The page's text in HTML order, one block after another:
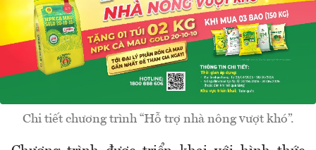
Chi tiết chương trình “Hỗ trợ nhà nông vượt khó”.